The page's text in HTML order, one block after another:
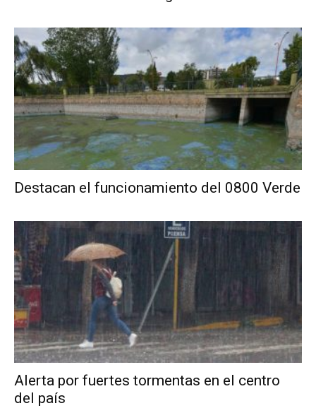
Destacan el funcionamiento del 0800 Verde
Alerta por fuertes tormentas en el centro
del país